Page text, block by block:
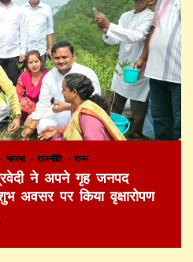
भाजपा राजनीति राज्य
ने अपने गृह जनपद
अवसर पर किया वृक्षारोपण